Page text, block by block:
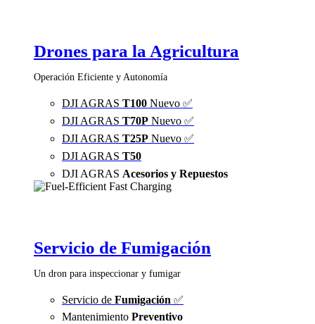
Drones para la Agricultura
Operación Eficiente y Autonomía
DJI AGRAS T100 Nuevo ✅
DJI AGRAS T70P Nuevo ✅
DJI AGRAS T25P Nuevo ✅
DJI AGRAS T50
DJI AGRAS Acesorios y Repuestos
Servicio de Fumigación
Un dron para inspeccionar y fumigar
Servicio de Fumigación ✅
Mantenimiento Preventivo